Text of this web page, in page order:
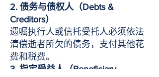
2. 债务与债权人（Debts &
Creditors）
遗嘱执行人或信托受托人必须依法
清偿逝者所欠的债务，支付其他花
费和税费。
3. 指定受益人（Beneficiary